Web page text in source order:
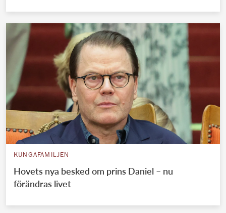
KUNGAFAMILJEN
Hovets nya besked om prins Daniel – nu
förändras livet